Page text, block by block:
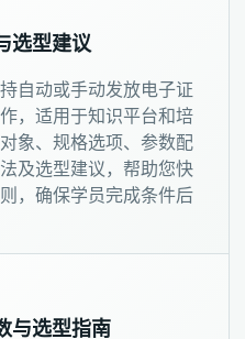
选型建议
自动或手动发放电子证
，适用于知识平台和培
象、规格选项、参数配
及选型建议，帮助您快
，确保学员完成条件后
与选型指南